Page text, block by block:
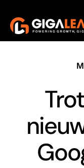
content